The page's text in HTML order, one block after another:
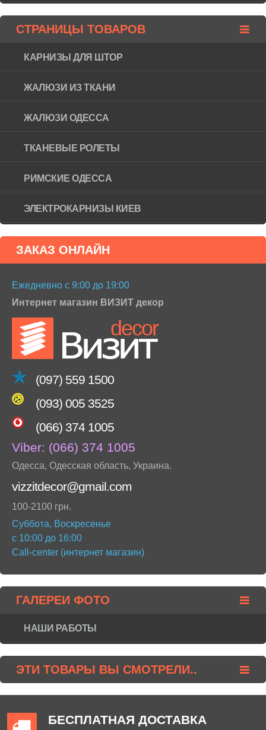
СТРАНИЦЫ ТОВАРОВ
КАРНИЗЫ ДЛЯ ШТОР
ЖАЛЮЗИ ИЗ ТКАНИ
ЖАЛЮЗИ ОДЕССА
ТКАНЕВЫЕ РОЛЕТЫ
РИМСКИЕ ОДЕССА
ЭЛЕКТРОКАРНИЗЫ КИЕВ
ЗАКАЗ ОНЛАЙН
Ежедневно с 9:00 до 19:00
Интернет магазин ВИЗИТ декор
(097) 559 1500
(093) 005 3525
(066) 374 1005
Viber: (066) 374 1005
Одесса, Одесская область, Украина.
vizzitdecor@gmail.com
100-2100 грн.
Суббота, Воскресенье
с 10:00 до 16:00
Call-center (интернет магазин)
ГАЛЕРЕИ ФОТО
НАШИ РАБОТЫ
ЭТИ ТОВАРЫ ВЫ СМОТРЕЛИ..
БЕСПЛАТНАЯ ДОСТАВКА